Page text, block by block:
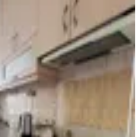
Mahallesi 3+1 K.mutfak
Daire
Mahallesi
·1. Kat 06.08.2026